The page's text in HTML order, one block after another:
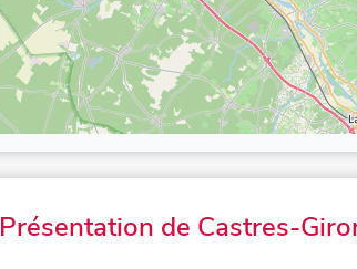
Présentation de Castres-